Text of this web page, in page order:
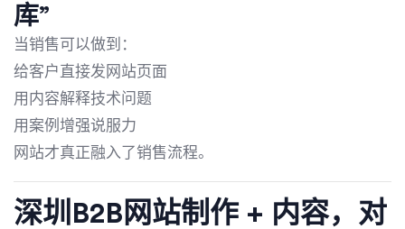
库”
当销售可以做到：
给客户直接发网站页面
用内容解释技术问题
用案例增强说服力
网站才真正融入了销售流程。
深圳B2B网站制作 + 内容，对